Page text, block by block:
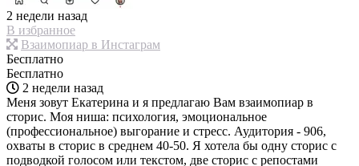
2 недели назад
В избранное
Взаимопиар в Инстаграм
Бесплатно
Бесплатно
2 недели назад
Меня зовут Екатерина и я предлагаю Вам взаимопиар в
сторис. Моя ниша: психология, эмоциональное
(профессиональное) выгорание и стресс. Аудитория - 906,
охваты в сторис в среднем 40-50. Я хотела бы одну сторис с
подводкой голосом или текстом, две сторис с репостами